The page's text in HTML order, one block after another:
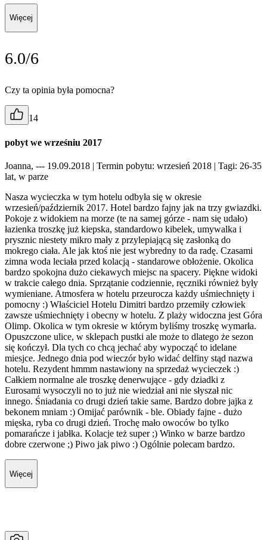
Więcej
6.0/6
Czy ta opinia była pomocna?
14
pobyt we wrześniu 2017
Joanna, --- 19.09.2018 | Termin pobytu: wrzesień 2018 | Tagi: 26-35
lat, w parze
Nasza wycieczka w tym hotelu odbyła się w okresie
wrzesień/październik 2017. Hotel bardzo fajny jak na trzy gwiazdki.
Pokoje z widokiem na morze (te na samej górze - nam się udało)
łazienka troszkę już kiepska, standardowo kibelek, umywalka i
prysznic niestety mikro mały z przylepiającą się zasłonką do
mokrego ciała. Ale jak ktoś nie jest wybredny to da radę. Czasami
zimna woda leciała przed kolacją - standarowe obłożenie. Okolica
bardzo spokojna dużo ciekawych miejsc na spacery. Piękne widoki
w trakcie całego dnia. Sprzątanie codziennie, ręczniki również były
wymieniane. Atmosfera w hotelu przeurocza każdy uśmiechnięty i
pomocny :) Właściciel Hotelu Dimitri bardzo przemiły człowiek
zawsze uśmiechnięty i obecny w hotelu. Z plaży widoczna jest Góra
Olimp. Okolica w tym okresie w którym byliśmy troszkę wymarła.
Opuszczone ulice, w sklepach pustki ale może to dlatego że sezon
się kończył. Dla tych co chcą jechać aby wypocząć to idelane
miesjce. Jednego dnia pod wieczór było widać delfiny stąd nazwa
hotelu. Rezydent hmmm nastawiony na sprzedaż wycieczek :)
Całkiem normalne ale troszkę denerwujące - gdy dziadki z
Eurosami wysoczyli no to już nie wiedział ani nie słyszał nic
innego. Śniadania co drugi dzień takie same. Bardzo dobre jajka z
bekonem mniam :) Omijać parównik - ble. Obiady fajne - dużo
mięska, ryba co drugi dzień. Trochę mało owoców bo tylko
pomarańcze i jabłka. Kolacje też super ;) Winko w barze bardzo
dobre czerwone ;) Piwo jak piwo :) Ogólnie polecam bardzo.
Więcej